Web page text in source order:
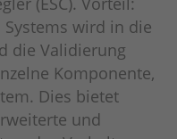
Systems wird in die
die Validierung
Komponente,
Dies bietet
und